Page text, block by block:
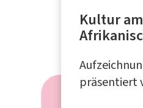
Kultur
präsentiert